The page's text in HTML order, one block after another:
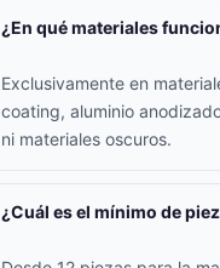
¿En qué materiales
Exclusivamente en
coating, aluminio
ni materiales oscuros.
¿Cuál es el mínimo de